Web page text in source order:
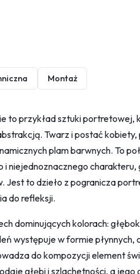
Montaż
to przykład sztuki portretowej,
Twarz i postać
plam barwnych. To
niejednoznacznego
Jest to dzieło z pogranicza
do refleksji.
dominujących kolorach:
występuje w formie płynnych,
do kompozycji element
głębi i szlachetności, a